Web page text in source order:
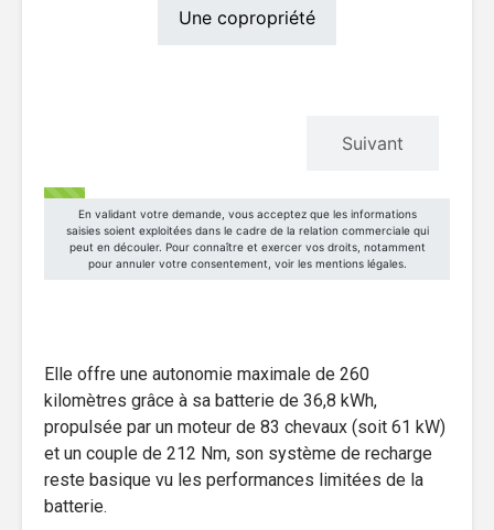
Elle offre une autonomie maximale de 260
kilomètres grâce à sa batterie de 36,8 kWh,
propulsée par un moteur de 83 chevaux (soit 61 kW)
et un couple de 212 Nm, son système de recharge
reste basique vu les performances limitées de la
batterie.